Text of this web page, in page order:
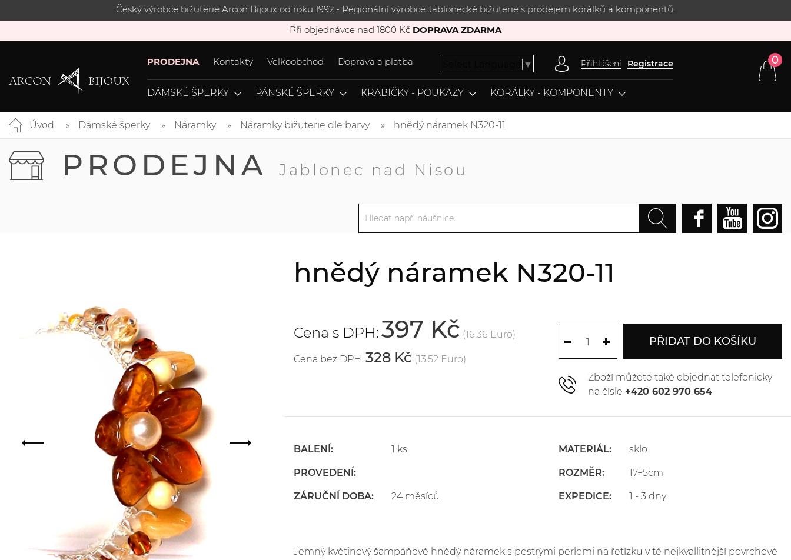
Český výrobce bižuterie Arcon Bijoux od roku 1992 - Regionální výrobce Jablonecké bižuterie s prodejem korálků a komponentů.
Při objednávce nad 1800 Kč DOPRAVA ZDARMA
PRODEJNA Kontakty Velkoobchod Doprava a platba ▼ Přihlášení Registrace 0
DÁMSKÉ ŠPERKY PÁNSKÉ ŠPERKY KRABIČKY - POUKAZY KORÁLKY - KOMPONENTY
Úvod Dámské šperky Náramky Náramky bižuterie dle barvy hnědý náramek N320-11
PRODEJNA Jablonec nad Nisou
hnědý náramek N320-11
Cena s DPH:397 Kč (16.36 Euro)
Cena bez DPH: 328 Kč (13.52 Euro)
PŘIDAT DO KOŠÍKU
Zboží můžete také objednat telefonicky
na čísle +420 602 970 654
BALENÍ: 1 ks
PROVEDENÍ:
ZÁRUČNÍ DOBA: 24 měsíců
MATERIÁL: sklo
ROZMĚR: 17+5cm
EXPEDICE: 1 - 3 dny
Jemný květinový šampáňově hnědý náramek s pestrými perlemi na řetízku v té nejkvallitnější povrchové